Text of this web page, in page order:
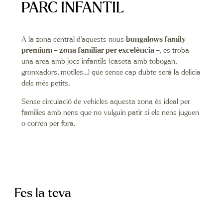
PARC INFANTIL
A la zona central d’aquests nous bungalows family
premium – zona familiar per excelència –, es troba
una area amb jocs infantils (caseta amb tobogan,
gronxadors, motlles…) que sense cap dubte serà la delicia
dels més petits.
Sense circulació de vehicles aquesta zona és ideal per
families amb nens que no vulguin patir si els nens juguen
o corren per fora.
Fes la teva